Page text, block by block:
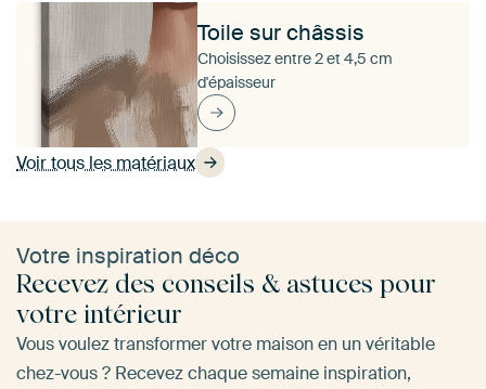
Voir tous les matériaux
Toile sur châssis
Choisissez entre 2 et 4,5 cm
d'épaisseur
Votre inspiration déco
Recevez des conseils & astuces pour
votre intérieur
Vous voulez transformer votre maison en un véritable
chez-vous ? Recevez chaque semaine inspiration,